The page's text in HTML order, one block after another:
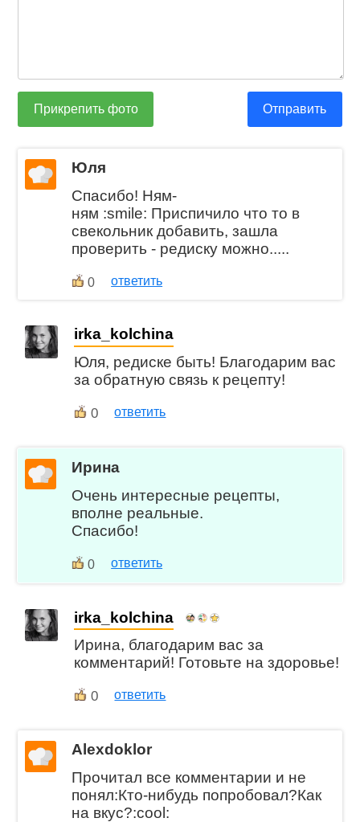
Прикрепить фото Отправить
Юля
Спасибо! Ням-
ням :smile: Приспичило что то в
свекольник добавить, зашла
проверить - редиску можно.....
0 ответить
irka_kolchina
Юля, редиске быть! Благодарим вас
за обратную связь к рецепту!
0 ответить
Ирина
Очень интересные рецепты,
вполне реальные.
Спасибо!
0 ответить
irka_kolchina
Ирина, благодарим вас за
комментарий! Готовьте на здоровье!
0 ответить
Alexdoklor
Прочитал все комментарии и не
понял:Кто-нибудь попробовал?Как
на вкус?:cool: